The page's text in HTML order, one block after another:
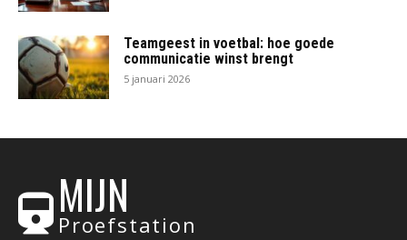
Teamgeest in voetbal: hoe goede
communicatie winst brengt
5 januari 2026
MIJN
Proefstation